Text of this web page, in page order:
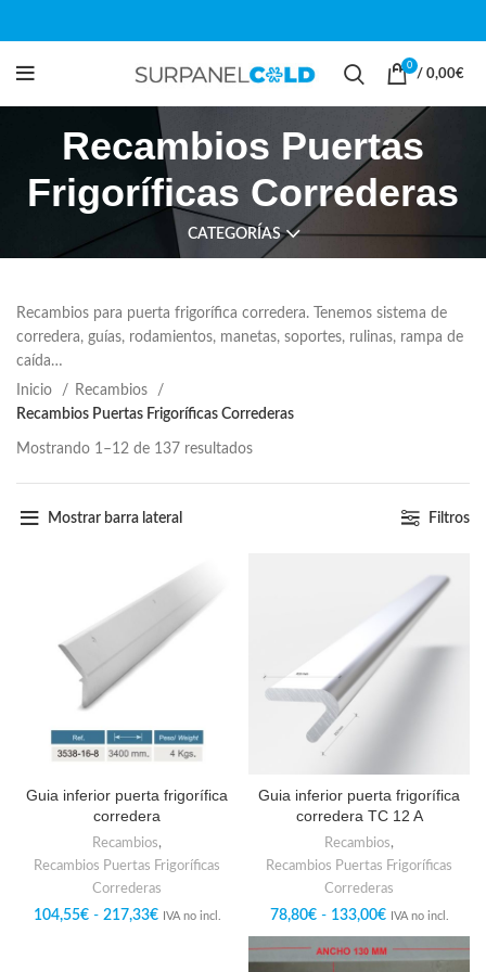
0
/ 0,00€
Recambios Puertas
Frigoríficas Correderas
CATEGORÍAS
Recambios para puerta frigorífica corredera. Tenemos sistema de
corredera, guías, rodamientos, manetas, soportes, rulinas, rampa de
caída…
Inicio
Recambios
Recambios Puertas Frigoríficas Correderas
Mostrando 1–12 de 137 resultados
Mostrar barra lateral Filtros
Guia inferior puerta frigorífica
corredera
Recambios,
Recambios Puertas Frigoríficas
Correderas
104,55€ - 217,33€ IVA no incl.
Guia inferior puerta frigorífica
corredera TC 12 A
Recambios,
Recambios Puertas Frigoríficas
Correderas
78,80€ - 133,00€ IVA no incl.